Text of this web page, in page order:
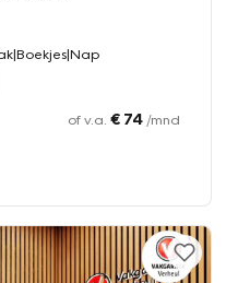
of v.a. € 74 /mnd